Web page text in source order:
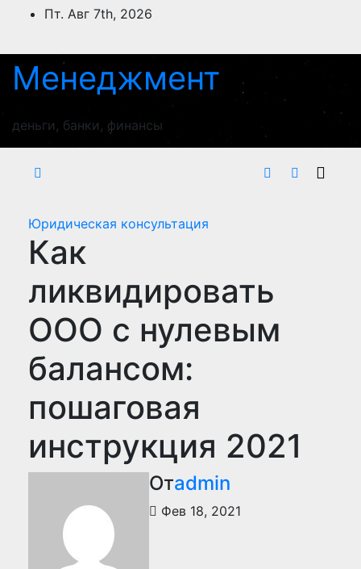
ПерейтиПт. Авг 7th, 2026
Менеджмент
деньги, банки, финансы
Юридическая консультация
Как
ликвидировать
ООО с нулевым
балансом:
пошаговая
инструкция 2021
Отadmin
Фев 18, 2021